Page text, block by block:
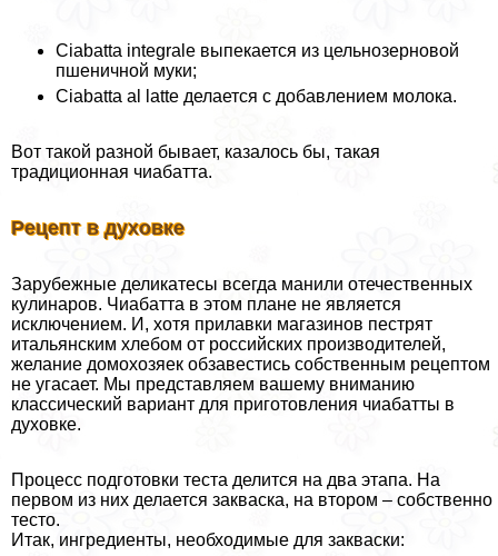
Ciabatta integrale выпекается из цельнозерновой
пшеничной муки;
Ciabatta al latte делается с добавлением молока.
Вот такой разной бывает, казалось бы, такая
традиционная чиабатта.
Рецепт в духовке
Зарубежные деликатесы всегда манили отечественных
кулинаров. Чиабатта в этом плане не является
исключением. И, хотя прилавки магазинов пестрят
итальянским хлебом от российских производителей,
желание домохозяек обзавестись собственным рецептом
не угасает. Мы представляем вашему вниманию
классический вариант для приготовления чиабатты в
духовке.
Процесс подготовки теста делится на два этапа. На
первом из них делается закваска, на втором – собственно
тесто.
Итак, ингредиенты, необходимые для закваски: